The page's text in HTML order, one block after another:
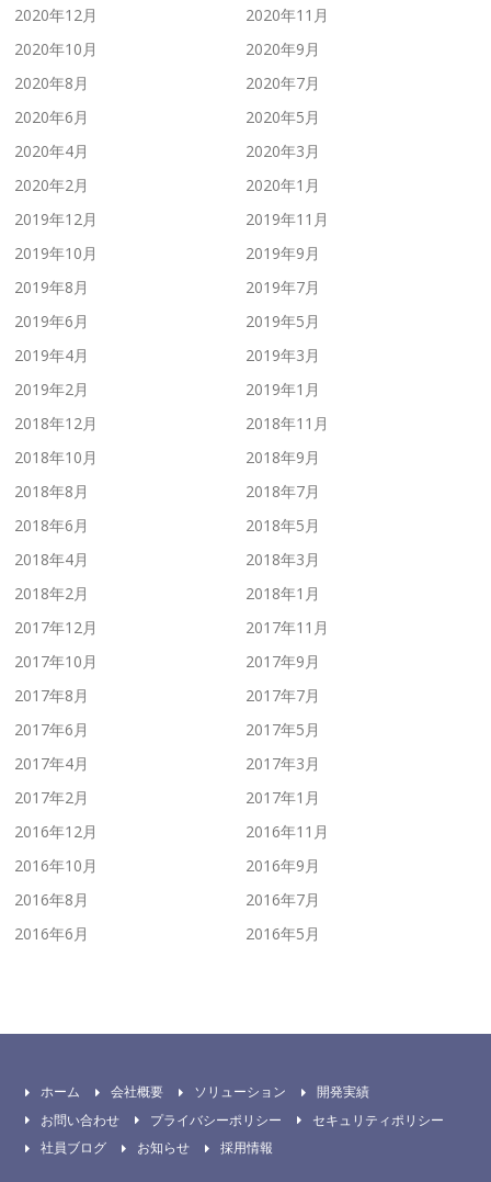
2020年12月
2020年11月
2020年10月
2020年9月
2020年8月
2020年7月
2020年6月
2020年5月
2020年4月
2020年3月
2020年2月
2020年1月
2019年12月
2019年11月
2019年10月
2019年9月
2019年8月
2019年7月
2019年6月
2019年5月
2019年4月
2019年3月
2019年2月
2019年1月
2018年12月
2018年11月
2018年10月
2018年9月
2018年8月
2018年7月
2018年6月
2018年5月
2018年4月
2018年3月
2018年2月
2018年1月
2017年12月
2017年11月
2017年10月
2017年9月
2017年8月
2017年7月
2017年6月
2017年5月
2017年4月
2017年3月
2017年2月
2017年1月
2016年12月
2016年11月
2016年10月
2016年9月
2016年8月
2016年7月
2016年6月
2016年5月
ホーム 会社概要 ソリューション
開発実績
お問い合わせ
プライバシーポリシー
セキュリティポリシー
社員ブログ
お知らせ 採用情報